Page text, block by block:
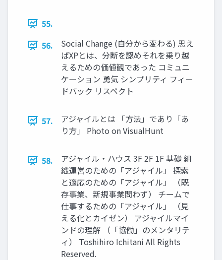
55.
56.
Social Change (⾃分から変わる) 思え
ばXPとは、分断を認めそれを乗り越
えるための価値観であった コミュニ
ケーション 勇気 シンプリティ フィー
ドバック リスペクト
57.
アジャイルとは 「⽅法」であり「あ
り⽅」 Photo on VisualHunt
58.
アジャイル・ハウス 3F 2F 1F 基礎 組
織運営のための「アジャイル」 探索
と適応のための「アジャイル」 （既
存事業、新規事業問わず） チームで
仕事するための「アジャイル」 （⾒
える化とカイゼン） アジャイルマイ
ンドの理解 （「協働」のメンタリテ
ィ） Toshihiro Ichitani All Rights
Reserved.